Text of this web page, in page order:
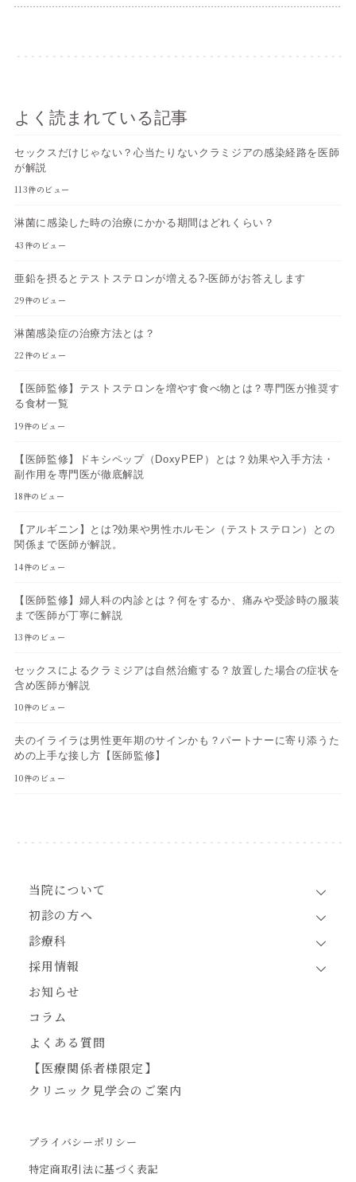
よく読まれている記事
セックスだけじゃない？心当たりないクラミジアの感染経路を医師
が解説
113件のビュー
淋菌に感染した時の治療にかかる期間はどれくらい？
43件のビュー
亜鉛を摂るとテストステロンが増える?-医師がお答えします
29件のビュー
淋菌感染症の治療方法とは？
22件のビュー
【医師監修】テストステロンを増やす食べ物とは？専門医が推奨す
る食材一覧
19件のビュー
【医師監修】ドキシペップ（DoxyPEP）とは？効果や入手方法・
副作用を専門医が徹底解説
18件のビュー
【アルギニン】とは?効果や男性ホルモン（テストステロン）との
関係まで医師が解説。
14件のビュー
【医師監修】婦人科の内診とは？何をするか、痛みや受診時の服装
まで医師が丁寧に解説
13件のビュー
セックスによるクラミジアは自然治癒する？放置した場合の症状を
含め医師が解説
10件のビュー
夫のイライラは男性更年期のサインかも？パートナーに寄り添うた
めの上手な接し方【医師監修】
10件のビュー
当院について
初診の方へ
診療科
採用情報
お知らせ
コラム
よくある質問
【医療関係者様限定】
クリニック見学会のご案内
プライバシーポリシー
特定商取引法に基づく表記